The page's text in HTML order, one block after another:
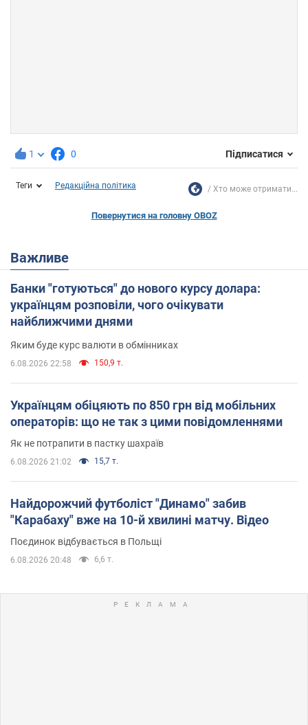
1 0 Підписатися
Теги Редакційна політика Хто може отримати...
Повернутися на головну OBOZ
Важливе
Банки "готуються" до нового курсу долара:
українцям розповіли, чого очікувати
найближчими днями
Яким буде курс валюти в обмінниках
6.08.2026 22:58 150,9 т.
Українцям обіцяють по 850 грн від мобільних
операторів: що не так з цими повідомленнями
Як не потрапити в пастку шахраїв
6.08.2026 21:02 15,7 т.
Найдорожчий футболіст "Динамо" забив
"Карабаху" вже на 10-й хвилині матчу. Відео
Поєдинок відбувається в Польщі
6.08.2026 20:48 6,6 т.